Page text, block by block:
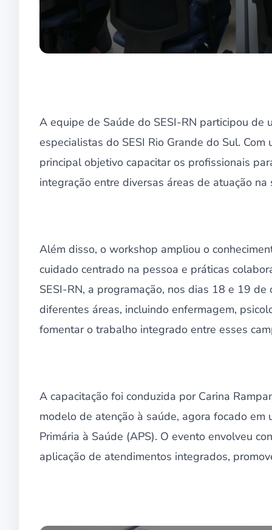
A equipe de Saúde do SESI-RN participou
especialistas do SESI Rio Grande do Sul.
principal objetivo capacitar os profissionais
integração entre diversas áreas de atuação na
Além disso, o workshop ampliou o
cuidado centrado na pessoa e práticas
SESI-RN, a programação, nos dias 18 e 19
diferentes áreas, incluindo enfermagem,
fomentar o trabalho integrado entre esses
A capacitação foi conduzida por Carina
modelo de atenção à saúde, agora focado
Primária à Saúde (APS). O evento envolveu
aplicação de atendimentos integrados,